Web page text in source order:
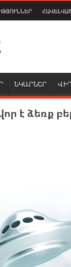
ՆԿԱՐՆԵՐ
է ձեռք